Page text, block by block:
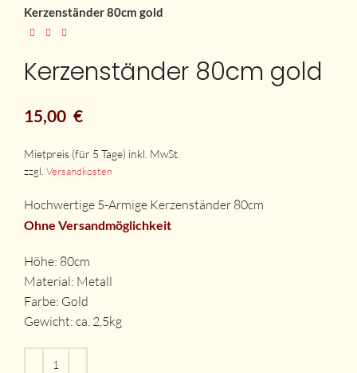
Kerzenständer 80cm gold
Kerzenständer 80cm gold
15,00 €
zzgl. Versandkosten
Hochwertige 5-Armige Kerzenständer 80cm
Ohne Versandmöglichkeit
Höhe: 80cm
Material: Metall
Farbe: Gold
Gewicht: ca. 2,5kg